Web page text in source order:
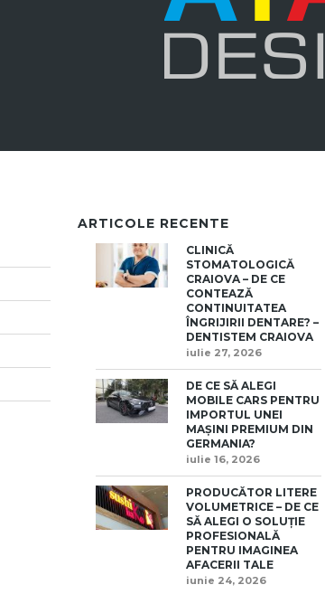
ARTICOLE RECENTE
CLINICĂ
STOMATOLOGICĂ
CRAIOVA – DE CE
CONTEAZĂ
CONTINUITATEA
ÎNGRIJIRII DENTARE? –
DENTISTEM CRAIOVA
iulie 27, 2026
DE CE SĂ ALEGI
MOBILE CARS PENTRU
IMPORTUL UNEI
MAȘINI PREMIUM DIN
GERMANIA?
iulie 16, 2026
PRODUCĂTOR LITERE
VOLUMETRICE – DE CE
SĂ ALEGI O SOLUȚIE
PROFESIONALĂ
PENTRU IMAGINEA
AFACERII TALE
iunie 24, 2026